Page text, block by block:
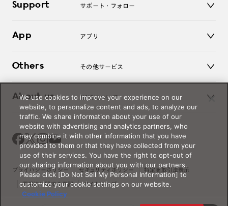
アクセサリー
ログアウト
Support サポート・フォロー
よくあるご質問
お問い合わせ
App アプリ
Others その他サービス
レンズ交換
オンラインギフト
価格案内
About us JINSについて
Magnify Life
会社概要
採用情報
法人のお客様
出店について
プライバシーポリシー セキュリティポリシー 特定商取引法表示
薬機法に関する表記 サイトマップ
We use cookies to improve your experience on our
website, to personalize content and ads, to analyze our
traffic. We share information about your use of our
website with advertising and analytics partners, who
may combine it with other information that you have
provided to them or that they have collected from your
use of their services. You have the right to opt-out of
our sharing information about you with our partners.
Please click [Do Not Sell My Personal Information] to
customize your cookie settings on our website.
Cookie Policy